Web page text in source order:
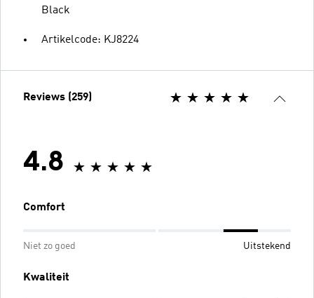
Black
Artikelcode: KJ8224
Reviews (259)
4.8
Comfort
Niet zo goed Uitstekend
Kwaliteit